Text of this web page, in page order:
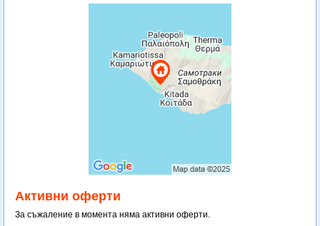
Активни оферти
За съжаление в момента няма активни оферти.